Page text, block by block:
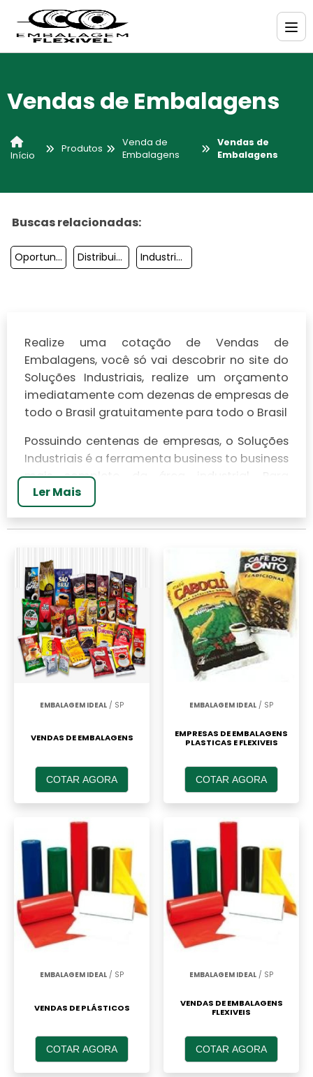
Vendas de Embalagens
Início
Produtos
Venda de
Embalagens
Vendas de
Embalagens
Buscas relacionadas:
Oportunidade Em Embalagens Distribuidor De Embalagens Industria Embalagens Plasticas
Realize uma cotação de Vendas de
Embalagens, você só vai descobrir no site do
Soluções Industriais, realize um orçamento
imediatamente com dezenas de empresas de
todo o Brasil gratuitamente para todo o Brasil
Possuindo centenas de empresas, o Soluções
Industriais é a ferramenta business to business
mais completo da área industrial. Para
realizar um orçamento de Vendas de
Embalagens, clique em um ou mais dos
anuciantes a seguir:
Ler Mais
EMBALAGEM IDEAL / SP
VENDAS DE EMBALAGENS
COTAR AGORA
EMBALAGEM IDEAL / SP
EMPRESAS DE EMBALAGENS
PLASTICAS E FLEXIVEIS
COTAR AGORA
EMBALAGEM IDEAL / SP
VENDAS DE PLÁSTICOS
COTAR AGORA
EMBALAGEM IDEAL / SP
VENDAS DE EMBALAGENS
FLEXIVEIS
COTAR AGORA